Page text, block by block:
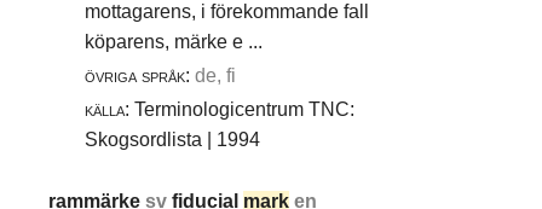
mottagarens, i förekommande fall
köparens, märke e ...
övriga språk: de, fi
källa: Terminologicentrum TNC:
Skogsordlista | 1994
rammärkesvfiducial mark en